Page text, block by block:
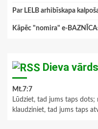
Par LELB arhibīskapa
Kāpēc "nomira" e-
Dieva
Mt.7:7
Lūdziet, tad jums taps
klaudziniet, tad jums taps